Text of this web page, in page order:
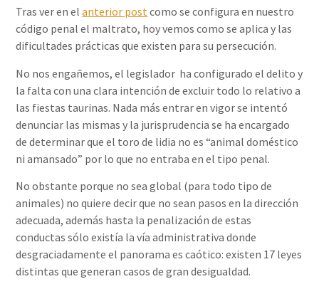
Tras ver en elanterior postcomo se configura en nuestro
código penal el maltrato, hoy vemos como se aplica y las
dificultades prácticas que existen para su persecución.
No nos engañemos, el legislador ha configurado el delito y
la falta con una clara intención de excluir todo lo relativo a
las fiestas taurinas. Nada más entrar en vigor se intentó
denunciar las mismas y la jurisprudencia se ha encargado
de determinar que el toro de lidia no es “animal doméstico
ni amansado” por lo que no entraba en el tipo penal.
No obstante porque no sea global (para todo tipo de
animales) no quiere decir que no sean pasos en la dirección
adecuada, además hasta la penalización de estas
conductas sólo existía la vía administrativa donde
desgraciadamente el panorama es caótico: existen 17 leyes
distintas que generan casos de gran desigualdad.